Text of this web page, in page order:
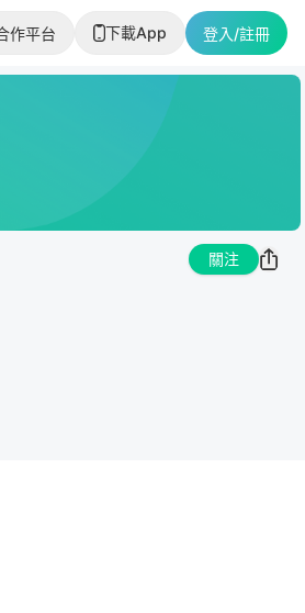
作平台 下載App 登入/註冊
關注